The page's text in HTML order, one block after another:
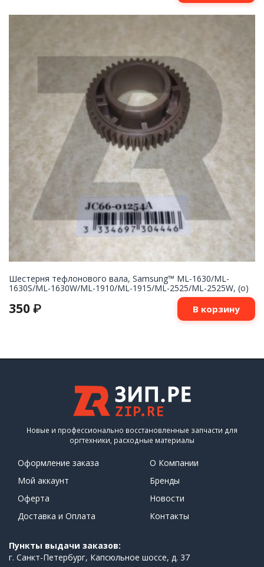
Шестерня тефлонового вала, Samsung™ ML-1630/ML-
1630S/ML-1630W/ML-1910/ML-1915/ML-2525/ML-2525W, (о)
350 ₽ В корзину
Новые и профессионально восстановленные запчасти для
оргтехники, расходные материалы
Оформление заказа
Мой аккаунт
Оферта
Доставка и Оплата
О Компании
Бренды
Новости
Контакты
Пункты выдачи заказов:
г. Санкт-Петербург, Капсюльное шоссе, д. 37